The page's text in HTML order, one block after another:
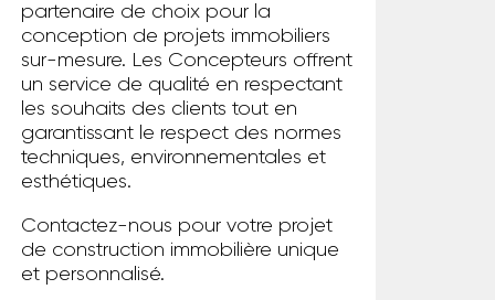
partenaire de choix pour la
conception de projets immobiliers
sur-mesure. Les Concepteurs offrent
un service de qualité en respectant
les souhaits des clients tout en
garantissant le respect des normes
techniques, environnementales et
esthétiques.
Contactez-nous pour votre projet
de construction immobilière unique
et personnalisé.